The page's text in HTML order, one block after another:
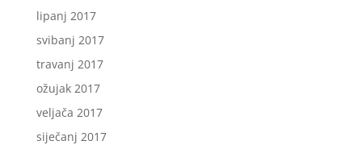
lipanj 2017
svibanj 2017
travanj 2017
ožujak 2017
veljača 2017
siječanj 2017